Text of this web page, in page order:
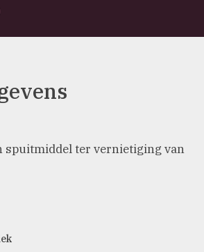
spuitmiddel ter vernietiging van